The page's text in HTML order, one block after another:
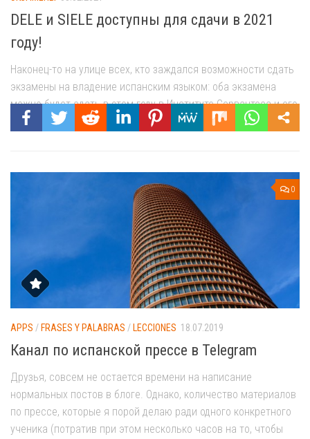
DELE и SIELE доступны для сдачи в 2021
году!
Наконец-то на улице всех, кто заждался возможности сдать
экзамены на владение испанским языком: оба экзамена
можно будет сдать в этом году в Институте Сервантеса и его
филиалах. На SIELE запись открыта уже с 16.02...
0
APPS / FRASES Y PALABRAS / LECCIONES 18.07.2019
Канал по испанской прессе в Telegram
Друзья, совсем не остается времени на написание
нормальных постов в блоге. Однако, количество материалов
по прессе, которые я порой делаю ради одного конкретного
ученика (потратив при этом несколько часов на то, чтобы